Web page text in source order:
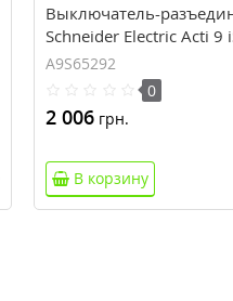
Выключатель-
Schneider Electric Acti 9
2 полюса, 415В пер.тока
A9S65292
0
2 006 грн.
В корзину